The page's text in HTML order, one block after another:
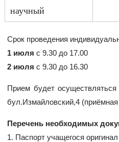
научный
Срок проведения
1 июля с 9.30 до 17.00
2 июля с 9.30 до 16.30
Прием будет осуществляться
бул.Измайловский,4
Перечень необходимых
1. Паспорт учащегося